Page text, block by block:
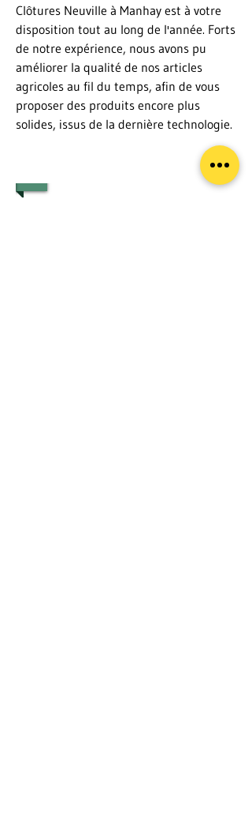
Clôtures Neuville à Manhay est à votre
disposition tout au long de l'année. Forts
de notre expérience, nous avons pu
améliorer la qualité de nos articles
agricoles au fil du temps, afin de vous
proposer des produits encore plus
solides, issus de la dernière technologie.